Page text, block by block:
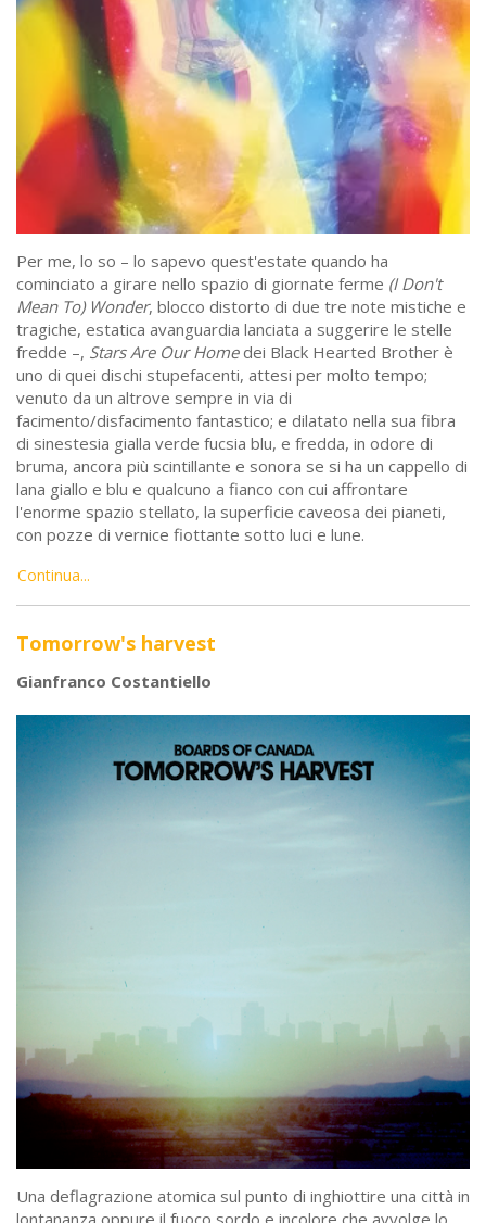
Per me, lo so – lo sapevo quest'estate quando ha
cominciato a girare nello spazio di giornate ferme (I Don't
Mean To) Wonder, blocco distorto di due tre note mistiche e
tragiche, estatica avanguardia lanciata a suggerire le stelle
fredde –, Stars Are Our Homedei Black Hearted Brother è
uno di quei dischi stupefacenti, attesi per molto tempo;
venuto da un altrove sempre in via di
facimento/disfacimento fantastico; e dilatato nella sua fibra
di sinestesia gialla verde fucsia blu, e fredda, in odore di
bruma, ancora più scintillante e sonora se si ha un cappello di
lana giallo e blu e qualcuno a fianco con cui affrontare
l'enorme spazio stellato, la superficie caveosa dei pianeti,
con pozze di vernice fiottante sotto luci e lune.
Continua...
Tomorrow's harvest
Gianfranco Costantiello
Una deflagrazione atomica sul punto di inghiottire una città in
lontananza oppure il fuoco sordo e incolore che avvolge lo